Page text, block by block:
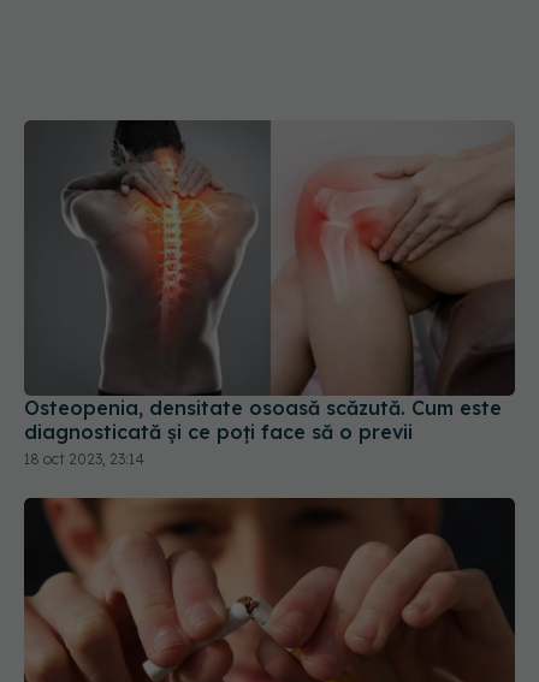
Osteopenia, densitate osoasă scăzută. Cum este
diagnosticată și ce poți face să o previi
18 oct 2023, 23:14